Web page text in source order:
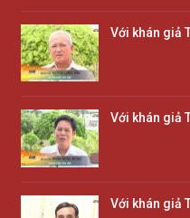
Với khán giả
Với khán giả
Với khán giả